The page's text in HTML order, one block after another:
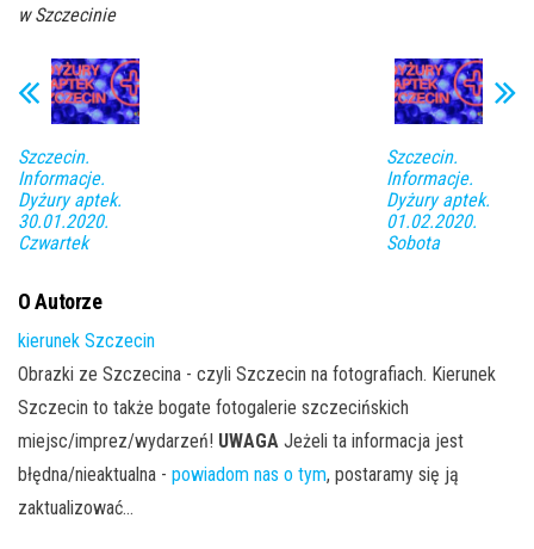
w Szczecinie
Szczecin.
Informacje.
Dyżury aptek.
30.01.2020.
Czwartek
Szczecin.
Informacje.
Dyżury aptek.
01.02.2020.
Sobota
O Autorze
kierunek Szczecin
Obrazki ze Szczecina - czyli Szczecin na fotografiach. Kierunek
Szczecin to także bogate fotogalerie szczecińskich
miejsc/imprez/wydarzeń! UWAGA Jeżeli ta informacja jest
błędna/nieaktualna - powiadom nas o tym, postaramy się ją
zaktualizować...